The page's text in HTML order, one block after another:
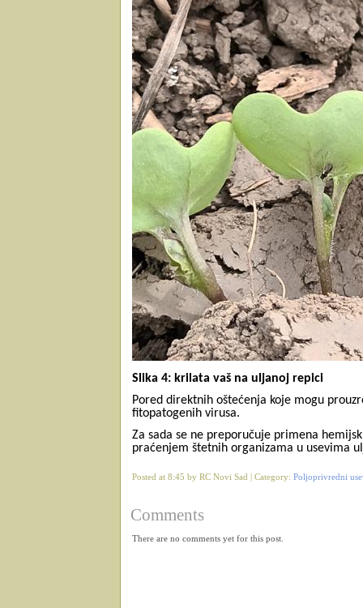
Slika 4: krilata vaš na uljanoj repici
Pored direktnih oštećenja koje mogu
fitopatogenih virusa.
Za sada se ne preporučuje primena
praćenjem štetnih organizama u usevima
Posted at 8:45 by RC Novi Sad | Category: Poljoprivredni
Comments
There are no comments yet for this post.